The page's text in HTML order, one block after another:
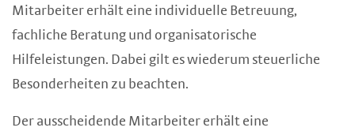
Mitarbeiter erhält eine individuelle Betreuung,
fachliche Beratung und organisatorische
Hilfeleistungen. Dabei gilt es wiederum steuerliche
Besonderheiten zu beachten.
Der ausscheidende Mitarbeiter erhält eine